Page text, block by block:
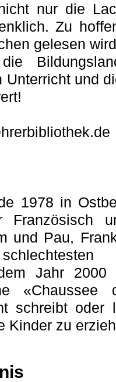
nur die
Zu
gelesen
Unterricht und
1978 in
Französisch
und Pau,
Jahr
«Chaussee
schreibt oder
Kinder zu